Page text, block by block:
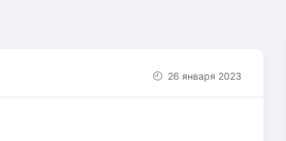
26 января 2023